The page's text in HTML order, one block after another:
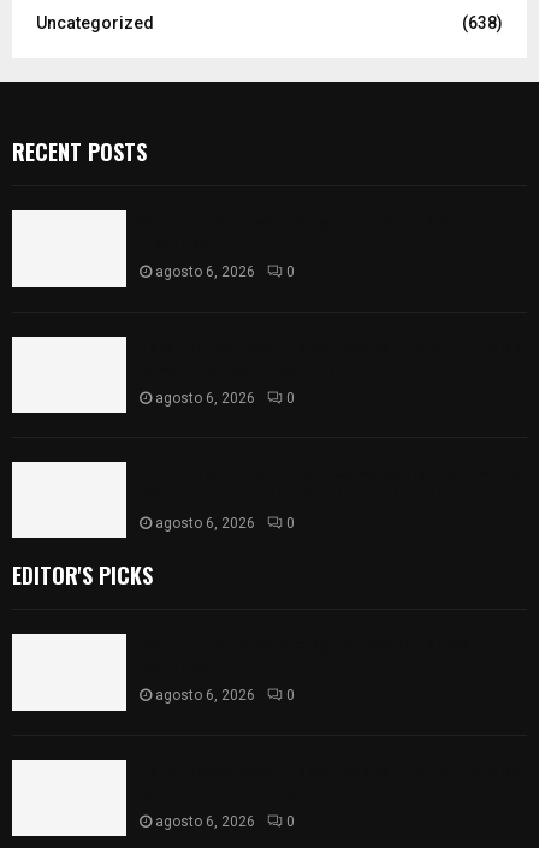
Uncategorized
(638)
RECENT POSTS
agosto 6, 2026 0
agosto 6, 2026 0
agosto 6, 2026 0
EDITOR'S PICKS
agosto 6, 2026 0
agosto 6, 2026 0